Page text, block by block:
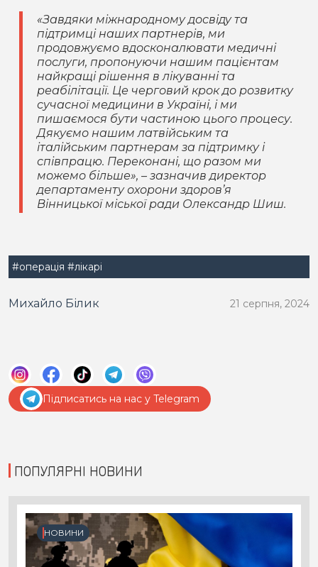
«Завдяки міжнародному досвіду та
підтримці наших партнерів, ми
продовжуємо вдосконалювати медичні
послуги, пропонуючи нашим пацієнтам
найкращі рішення в лікуванні та
реабілітації. Це черговий крок до розвитку
сучасної медицини в Україні, і ми
пишаємося бути частиною цього процесу.
Дякуємо нашим латвійським та
італійським партнерам за підтримку і
співпрацю. Переконані, що разом ми
можемо більше», – зазначив директор
департаменту охорони здоров’я
Вінницької міської ради Олександр Шиш.
#операція #лікарі
Михайло Білик 21 серпня, 2024
Підписатись на нас у Telegram
ПОПУЛЯРНІ НОВИНИ
НОВИНИ